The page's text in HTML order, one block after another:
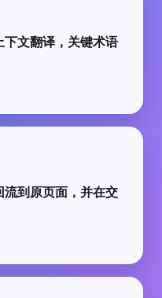
文翻译，关键术语
到原页面，并在交